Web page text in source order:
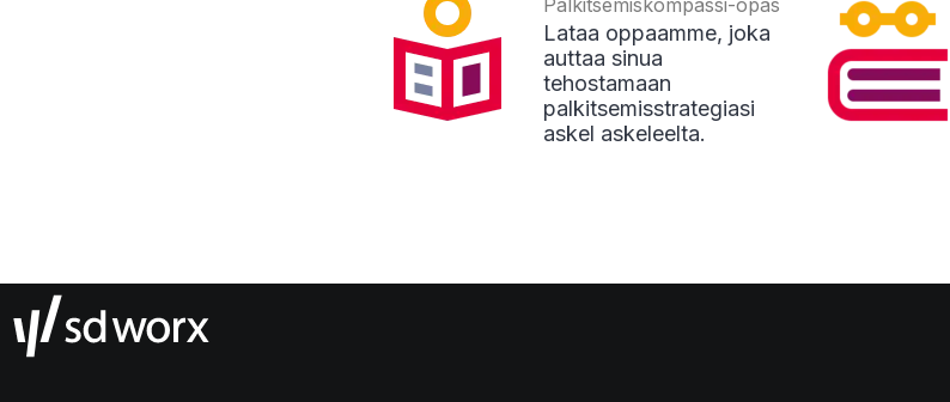
Palkitsemiskompassi-opas
Lataa oppaamme, joka
auttaa sinua
tehostamaan
palkitsemisstrategiasi
askel askeleelta.